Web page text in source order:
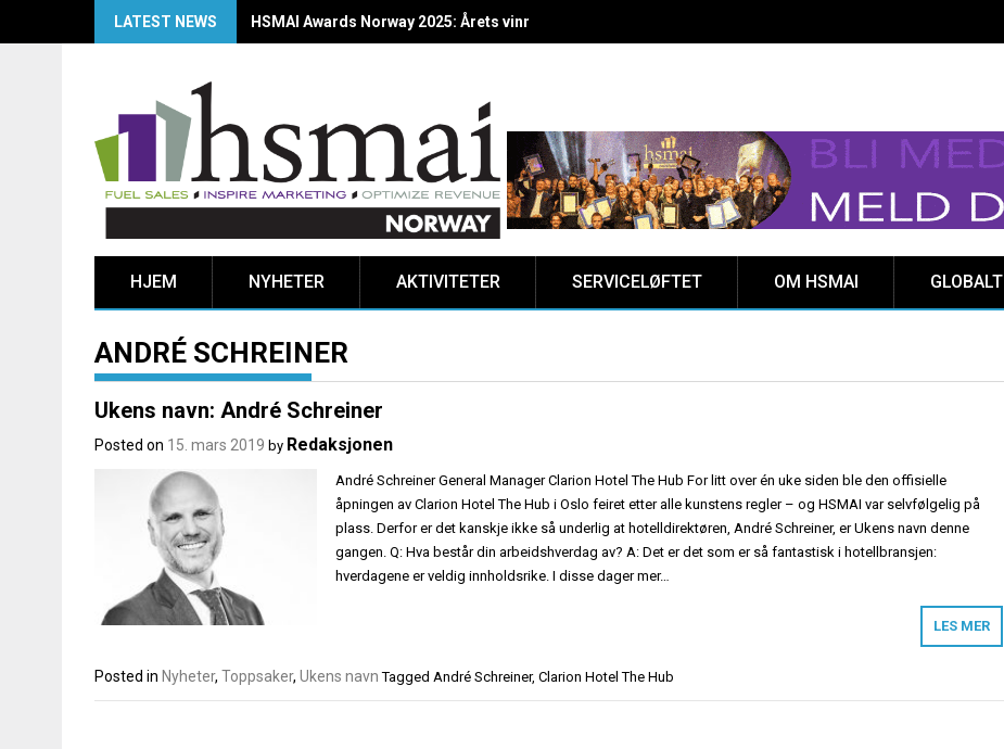
LATEST NEWS HSMAI Awards Norway 2025: Årets vinnere kåret på Clarion Hotel The HUB
HJEM NYHETER AKTIVITETER SERVICELØFTET OM HSMAI GLOBALT
ANDRÉ SCHREINER
Ukens navn: André Schreiner
Posted on 15. mars 2019 by Redaksjonen
André Schreiner General Manager Clarion Hotel The Hub For litt over én uke siden ble den offisielle
åpningen av Clarion Hotel The Hub i Oslo feiret etter alle kunstens regler – og HSMAI var selvfølgelig på
plass. Derfor er det kanskje ikke så underlig at hotelldirektøren, André Schreiner, er Ukens navn denne
gangen. Q: Hva består din arbeidshverdag av? A: Det er det som er så fantastisk i hotellbransjen:
hverdagene er veldig innholdsrike. I disse dager mer…
LES MER
Posted in Nyheter, Toppsaker, Ukens navn Tagged André Schreiner, Clarion Hotel The Hub